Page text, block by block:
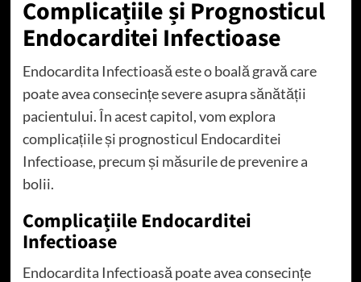
Complicațiile și Prognosticul
Endocarditei Infectioase
Endocardita Infectioasă este o boală gravă care
poate avea consecințe severe asupra sănătății
pacientului. În acest capitol, vom explora
complicațiile și prognosticul Endocarditei
Infectioase, precum și măsurile de prevenire a
bolii.
Complicațiile Endocarditei
Infectioase
Endocardita Infectioasă poate avea consecințe